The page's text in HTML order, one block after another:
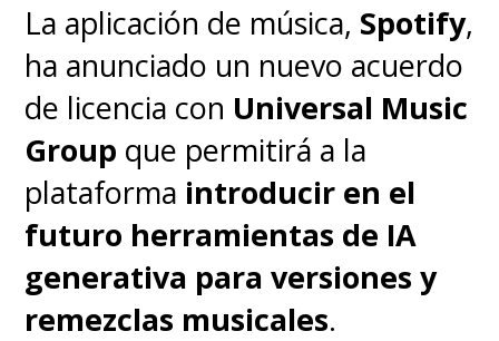
La aplicación de música, Spotify,
ha anunciado un nuevo acuerdo
de licencia con Universal Music
Group que permitirá a la
plataforma introducir en el
futuro herramientas de IA
generativa para versiones y
remezclas musicales.